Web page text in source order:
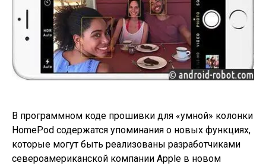
В программном коде прошивки для «умной» колонки
HomePod содержатся упоминания о новых функциях,
которые могут быть реализованы разработчиками
североамериканской компании Apple в новом